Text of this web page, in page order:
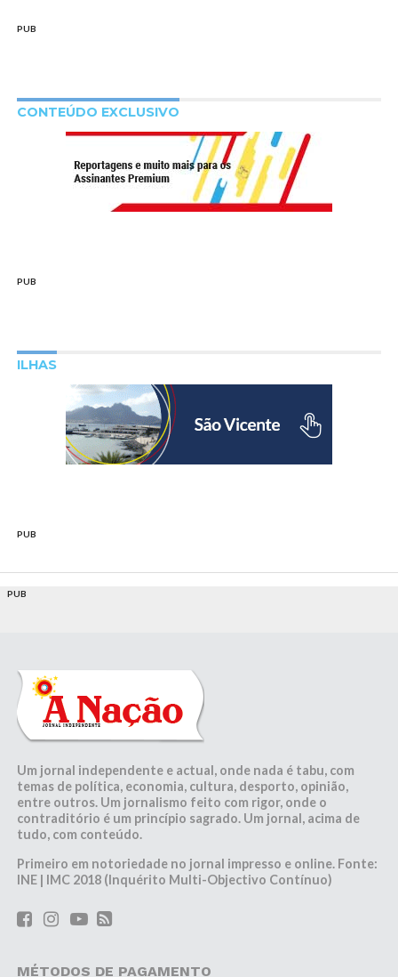
PUB
CONTEÚDO EXCLUSIVO
PUB
ILHAS
PUB
PUB
Um jornal independente e actual, onde nada é tabu, com
temas de política, economia, cultura, desporto, opinião,
entre outros. Um jornalismo feito com rigor, onde o
contraditório é um princípio sagrado. Um jornal, acima de
tudo, com conteúdo.
Primeiro em notoriedade no jornal impresso e online. Fonte:
INE | IMC 2018 (Inquérito Multi-Objectivo Contínuo)
MÉTODOS DE PAGAMENTO